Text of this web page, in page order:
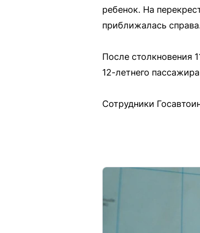
ребенок. На
приближалась
После столкновения
12-летнего
Сотрудники